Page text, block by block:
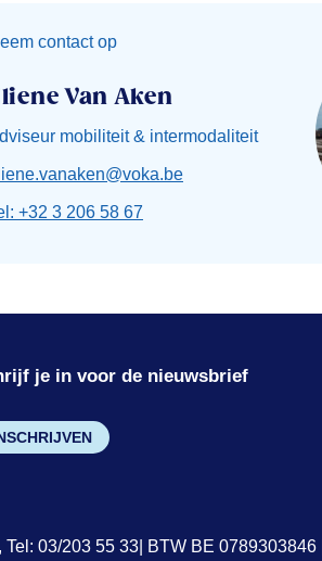
contact op
Van Aken
mobiliteit & intermodaliteit
+32 3 206 58 67
je in voor de nieuwsbrief
03/203 55 33| BTW BE 0789303846 |